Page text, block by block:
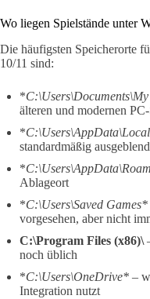
Wo liegen Spielstände unter
Die häufigsten Speicherorte
10/11 sind:
*
älteren und modernen
*
standardmäßig
*
Ablageort
*C:\Users\Saved Games*
vorgesehen, aber nicht
C:\Program Files (x86)\
noch üblich
*C:\Users\OneDrive* –
Integration nutzt